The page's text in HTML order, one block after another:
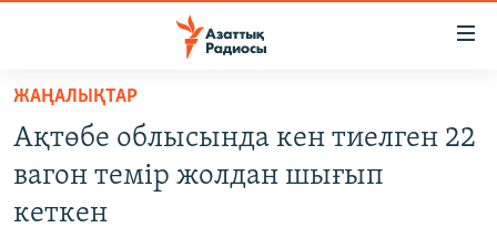
Skip
main
content
to
ЖАҢАЛЫҚТАР
САЯСАТ
ЖАҢАЛЫҚТАР
Ақтөбе облысында кен тиелген 22
вагон темір жолдан шығып
кеткен